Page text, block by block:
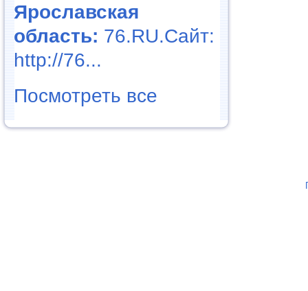
Ярославская
область: 76.RU.Сайт:
http://76...
Посмотреть все